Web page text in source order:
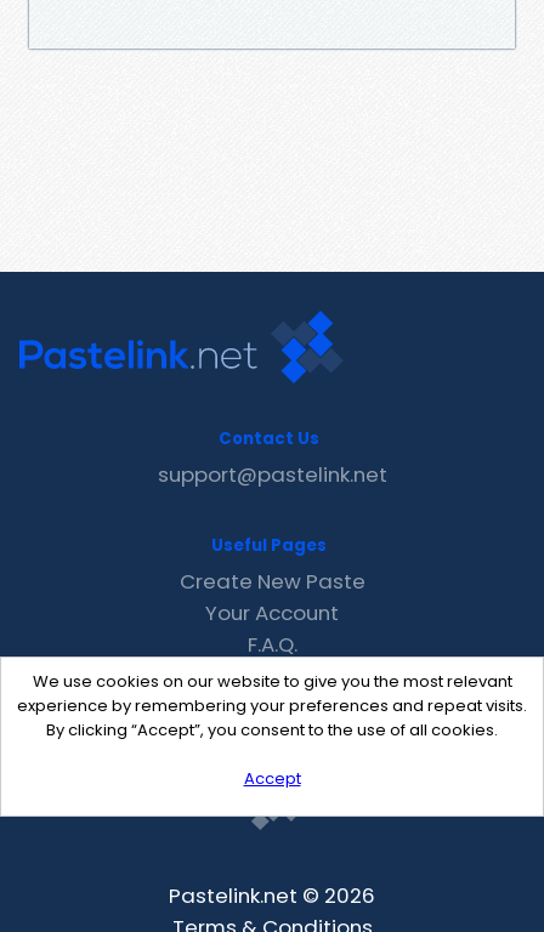
We use cookies on our website to give you the most relevant
experience by remembering your preferences and repeat visits.
By clicking “Accept”, you consent to the use of all cookies.
Accept
Contact Us
support@pastelink.net
Useful Pages
Create New Paste
Your Account
F.A.Q.
Recent
Contact
Pastelink.net © 2026